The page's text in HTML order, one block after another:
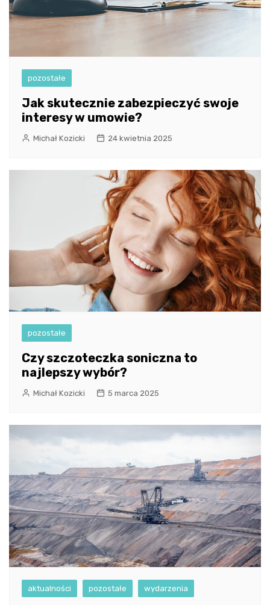
pozostałe
Jak skutecznie zabezpieczyć swoje
interesy w umowie?
Michał Kozicki 24 kwietnia 2025
pozostałe
Czy szczoteczka soniczna to
najlepszy wybór?
Michał Kozicki 5 marca 2025
aktualności pozostałe wydarzenia